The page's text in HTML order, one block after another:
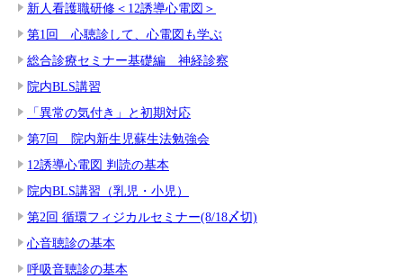
新人看護職研修＜12誘導心電図＞
第1回 心聴診して、心電図も学ぶ
総合診療セミナー基礎編 神経診察
院内BLS講習
「異常の気付き」と初期対応
第7回 院内新生児蘇生法勉強会
12誘導心電図 判読の基本
院内BLS講習（乳児・小児）
第2回 循環フィジカルセミナー(8/18〆切)
心音聴診の基本
呼吸音聴診の基本